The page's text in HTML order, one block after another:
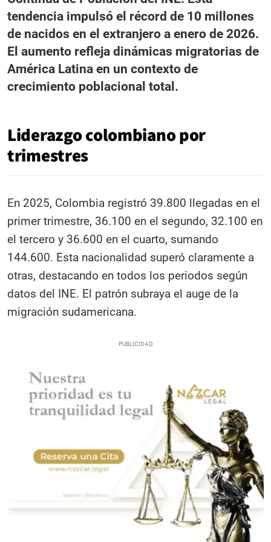
tendencia impulsó el récord de 10 millones
de nacidos en el extranjero a enero de 2026.
El aumento refleja dinámicas migratorias de
América Latina en un contexto de
crecimiento poblacional total.
Liderazgo colombiano por
trimestres
En 2025, Colombia registró 39.800 llegadas en el
primer trimestre, 36.100 en el segundo, 32.100 en
el tercero y 36.600 en el cuarto, sumando
144.600. Esta nacionalidad superó claramente a
otras, destacando en todos los periodos según
datos del INE. El patrón subraya el auge de la
migración sudamericana.